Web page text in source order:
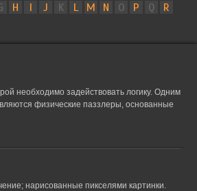
H I J K L M N O P Q
R
необходимо задействовать логику. Одним
физические паззлеры, основанные
нарисованные пикселями картинки.